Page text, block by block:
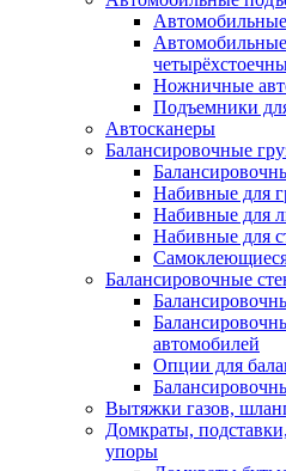
Ножничные
Подъемники
Автосканеры
Балансировочные
Набивные для
Набивные для
Набивные для
Балансировочные
автомобилей
Опции для
Вытяжки газов,
Домкраты,
упоры